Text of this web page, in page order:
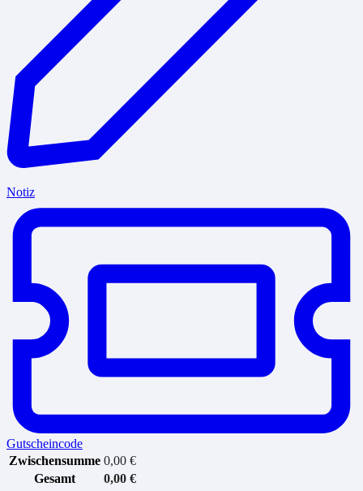
Notiz
Gutscheincode
Zwischensumme 0,00 €
Gesamt
0,00 €